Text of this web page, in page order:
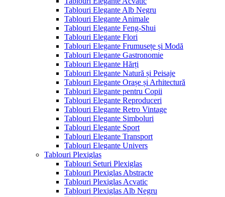
Tablouri Elegante Alb Negru
Tablouri Elegante Animale
Tablouri Elegante Feng-Shui
Tablouri Elegante Flori
Tablouri Elegante Frumusețe și Modă
Tablouri Elegante Gastronomie
Tablouri Elegante Hărți
Tablouri Elegante Natură și Peisaje
Tablouri Elegante Orașe și Arhitectură
Tablouri Elegante pentru Copii
Tablouri Elegante Reproduceri
Tablouri Elegante Retro Vintage
Tablouri Elegante Simboluri
Tablouri Elegante Sport
Tablouri Elegante Transport
Tablouri Elegante Univers
Tablouri Plexiglas
Tablouri Seturi Plexiglas
Tablouri Plexiglas Abstracte
Tablouri Plexiglas Acvatic
Tablouri Plexiglas Alb Negru